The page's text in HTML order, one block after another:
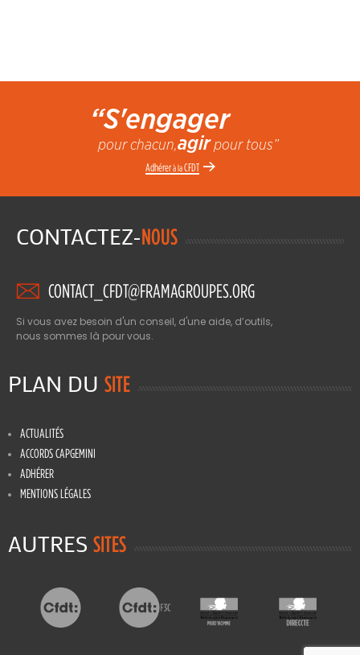
“S'engager
pour chacun,agirpour tous”
Adhérerà laCFDT
CONTACTEZ-NOUS
CONTACT_CFDT@FRAMAGROUPES.ORG
Si vous avez besoin d'un conseil, d'une aide, d’outils,
nous sommes là pour vous.
PLAN DU SITE
ACTUALITÉS
ACCORDS CAPGEMINI
ADHÉRER
MENTIONS LÉGALES
AUTRES SITES